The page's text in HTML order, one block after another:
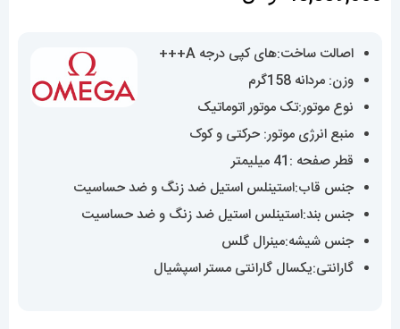
اصالت ساخت:های کپی درجه A+++
وزن: مردانه 158گرم
نوع موتور:تک موتور اتوماتیک
منبع انرژی موتور: حرکتی و کوک
قطر صفحه :41 میلیمتر
جنس قاب:استینلس استیل ضد زنگ و ضد حساسیت
جنس بند:استینلس استیل ضد زنگ و ضد حساسیت
جنس شیشه:مینرال گلس
گارانتی:یکسال گارانتی مستر اسپشیال